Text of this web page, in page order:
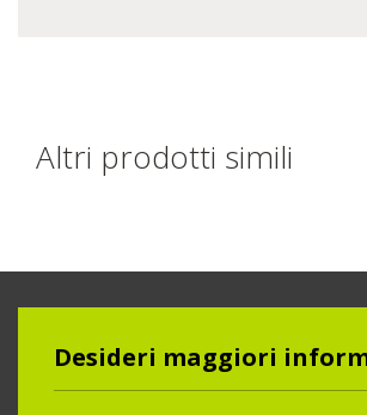
Altri prodotti simili
Desideri maggiori